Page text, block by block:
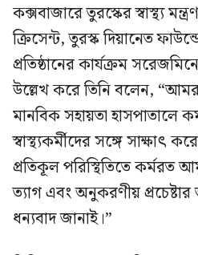
কক্সবাজারে তুরস্কের স্বাস্থ্য
ক্রিসেন্ট, তুরস্ক দিয়ানেত
প্রতিষ্ঠানের কার্যক্রম
উল্লেখ করে তিনি বলেন,
মানবিক সহায়তা হাসপাতালে
স্বাস্থ্যকর্মীদের সঙ্গে সাক্ষাৎ
প্রতিকূল পরিস্থিতিতে কর্মরত
ত্যাগ এবং অনুকরণীয়
ধন্যবাদ জানাই।”